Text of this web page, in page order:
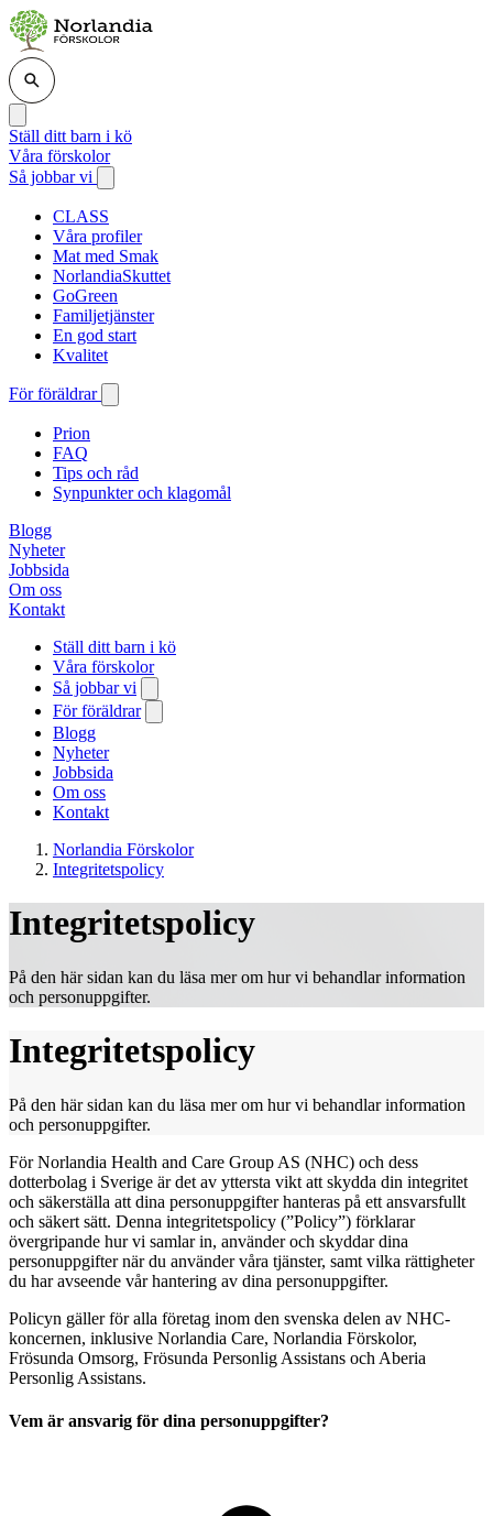
Ställ ditt barn i kö
Våra förskolor
Så jobbar vi
CLASS
Våra profiler
Mat med Smak
NorlandiaSkuttet
GoGreen
Familjetjänster
En god start
Kvalitet
För föräldrar
Prion
FAQ
Tips och råd
Synpunkter och klagomål
Blogg
Nyheter
Jobbsida
Om oss
Kontakt
Ställ ditt barn i kö
Våra förskolor
Så jobbar vi
För föräldrar
Blogg
Nyheter
Jobbsida
Om oss
Kontakt
Norlandia Förskolor
Integritetspolicy
Integritetspolicy
På den här sidan kan du läsa mer om hur vi behandlar information
och personuppgifter.
Integritetspolicy
På den här sidan kan du läsa mer om hur vi behandlar information
och personuppgifter.
För Norlandia Health and Care Group AS (NHC) och dess
dotterbolag i Sverige är det av yttersta vikt att skydda din integritet
och säkerställa att dina personuppgifter hanteras på ett ansvarsfullt
och säkert sätt. Denna integritetspolicy (”Policy”) förklarar
övergripande hur vi samlar in, använder och skyddar dina
personuppgifter när du använder våra tjänster, samt vilka rättigheter
du har avseende vår hantering av dina personuppgifter.
Policyn gäller för alla företag inom den svenska delen av NHC-
koncernen, inklusive Norlandia Care, Norlandia Förskolor,
Frösunda Omsorg, Frösunda Personlig Assistans och Aberia
Personlig Assistans.
Vem är ansvarig för dina personuppgifter?